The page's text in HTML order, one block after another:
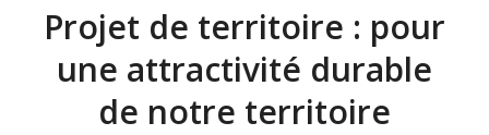
Projet de territoire : pour
une attractivité durable
de notre territoire